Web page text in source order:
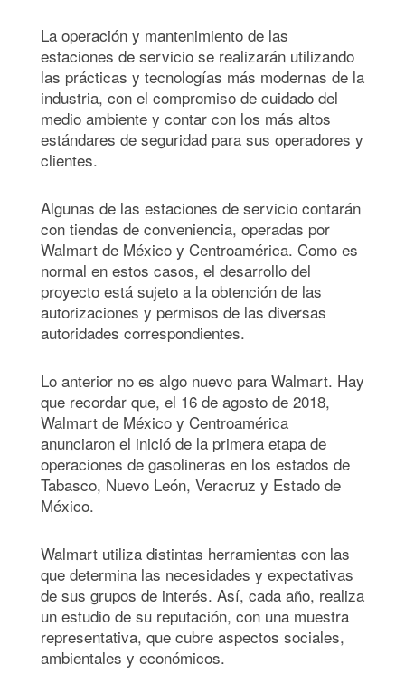
La operación y mantenimiento de las
estaciones de servicio se realizarán utilizando
las prácticas y tecnologías más modernas de la
industria, con el compromiso de cuidado del
medio ambiente y contar con los más altos
estándares de seguridad para sus operadores y
clientes.
Algunas de las estaciones de servicio contarán
con tiendas de conveniencia, operadas por
Walmart de México y Centroamérica. Como es
normal en estos casos, el desarrollo del
proyecto está sujeto a la obtención de las
autorizaciones y permisos de las diversas
autoridades correspondientes.
Lo anterior no es algo nuevo para Walmart. Hay
que recordar que, el 16 de agosto de 2018,
Walmart de México y Centroamérica
anunciaron el inició de la primera etapa de
operaciones de gasolineras en los estados de
Tabasco, Nuevo León, Veracruz y Estado de
México.
Walmart utiliza distintas herramientas con las
que determina las necesidades y expectativas
de sus grupos de interés. Así, cada año, realiza
un estudio de su reputación, con una muestra
representativa, que cubre aspectos sociales,
ambientales y económicos.